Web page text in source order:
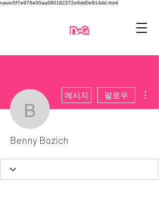
naver5f7e976e00aa690182372e6dd0e814dd.html
Benny Bozich
메시지 팔로우
Benny Bozich